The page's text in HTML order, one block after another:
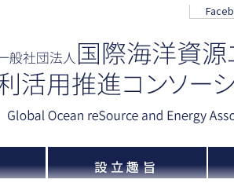
設立趣旨